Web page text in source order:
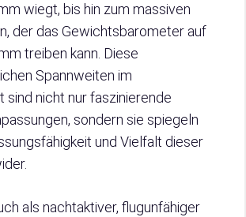
wiegt, bis hin zum massiven
der das Gewichtsbarometer auf
treiben kann. Diese
Spannweiten im
nicht nur faszinierende
sondern sie spiegeln
und Vielfalt dieser
als nachtaktiver, flugunfähiger